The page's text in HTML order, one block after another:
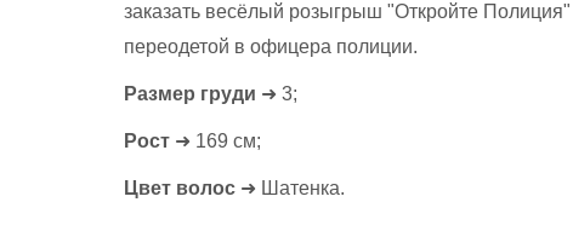
заказать весёлый розыгрыш "Откройте
переодетой в офицера полиции.
Размер груди ➜ 3;
Рост ➜ 169 см;
Цвет волос ➜ Шатенка.